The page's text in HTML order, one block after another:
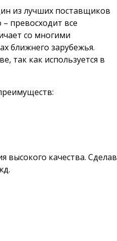
из лучших поставщиков
превосходит все
со многими
ближнего зарубежья.
так как используется в
качества. Сделав